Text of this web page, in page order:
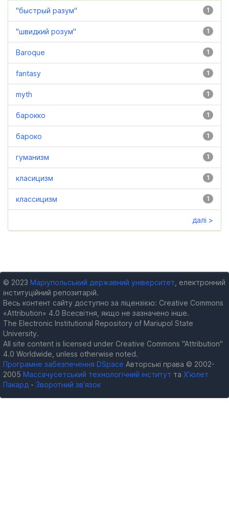
1
"быстрый разум"
1
"швидкий розум"
1
Baroque
1
fantasy
1
myth
1
барокко
1
бароко
1
гуманизм
1
класицизм
1
классицизм
далі >
© 2023 Маріупольський державний університет , електронний
інституційний репозитарій.
Весь контент сайту доступно за ліцензією: Creative Commons
«Attribution» 4.0 Всесвітня, якщо не зазначено інше.
The Electronic Institutional Repository of Mariupol State
University.
All site content is licensed under Creative Commons "Attribution"
4.0 Worldwide, unless otherwise noted.
Програмне забезпечення DSpace Авторські права © 2002-
2005 Массачусетський технологічний інститут та Х’юлет
Пакард - Зворотний зв’язок